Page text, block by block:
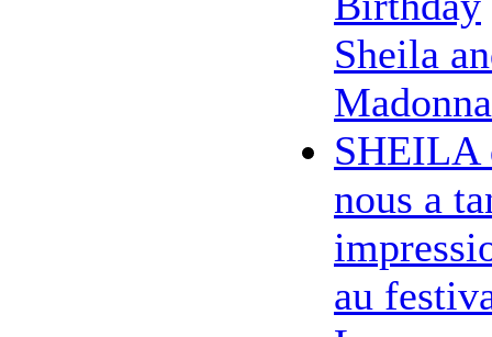
Sheila
Madonna
SHEILA
nous a
au